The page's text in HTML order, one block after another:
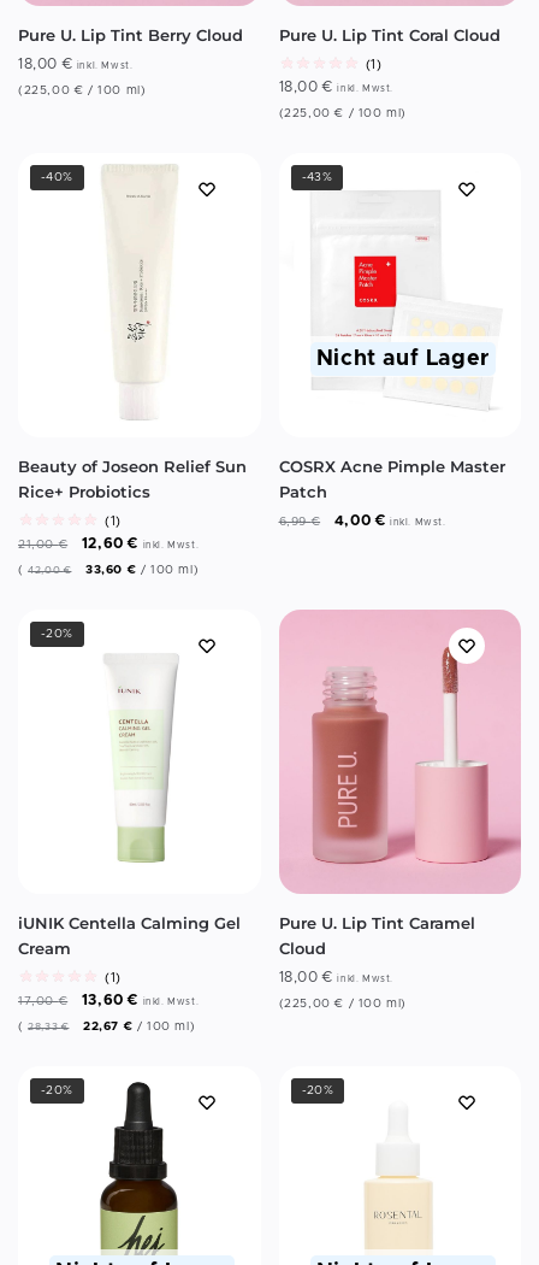
Pure U. Lip Tint Berry Cloud
18,00€ inkl. Mwst.
( 225,00€ /100 ml )
Pure U. Lip Tint Coral Cloud
(1)
18,00€ inkl. Mwst.
(225,00€ / 100 ml)
-40%
Beauty of Joseon Relief Sun
Rice+ Probiotics
(1)
21,00€ 12,60€ inkl. Mwst.
(42,00€ 33,60€ /100 ml )
-43%
Nicht auf Lager
COSRX Acne Pimple Master
Patch
6,99€ 4,00€ inkl. Mwst.
-20%
iUNIK Centella Calming Gel
Cream
(1)
17,00€ 13,60€ inkl. Mwst.
(28,33€ 22,67€ /100 ml )
Pure U. Lip Tint Caramel
Cloud
18,00€ inkl. Mwst.
(225,00€ / 100 ml)
-20% -20%